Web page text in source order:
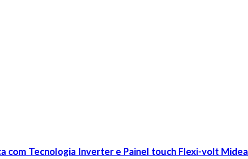
com Tecnologia Inverter e Painel touch Flexi-volt Midea